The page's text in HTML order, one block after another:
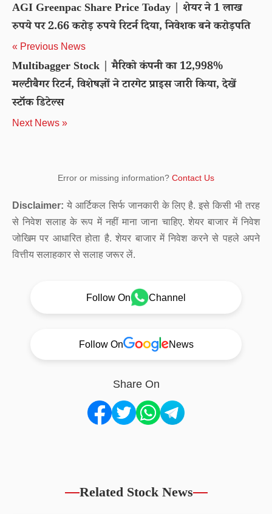
AGI Greenpac Share Price Today | शेयर ने 1 लाख
रुपये पर 2.66 करोड़ रुपये रिटर्न दिया, निवेशक बने करोड़पति
« Previous News
Multibagger Stock | मैरिको कंपनी का 12,998%
मल्टीबैगर रिटर्न, विशेषज्ञों ने टारगेट प्राइस जारी किया, देखें
स्टॉक डिटेल्स
Next News »
Error or missing information? Contact Us
Disclaimer: ये आर्टिकल सिर्फ जानकारी के लिए है. इसे किसी भी तरह
से निवेश सलाह के रूप में नहीं माना जाना चाहिए. शेयर बाजार में निवेश
जोखिम पर आधारित होता है. शेयर बाजार में निवेश करने से पहले अपने
वित्तीय सलाहकार से सलाह जरूर लें.
Follow On Channel
Follow On News
Share On
Related Stock News